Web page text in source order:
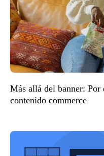
Más allá del banner: Por
contenido commerce